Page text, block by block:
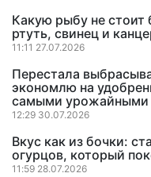
Какую рыбу не стоит
ртуть, свинец и
11:11 27.07.2026
Перестала
экономлю на
самыми урожайными
12:29 30.07.2026
Вкус как из бочки:
огурцов, который
11:59 28.07.2026